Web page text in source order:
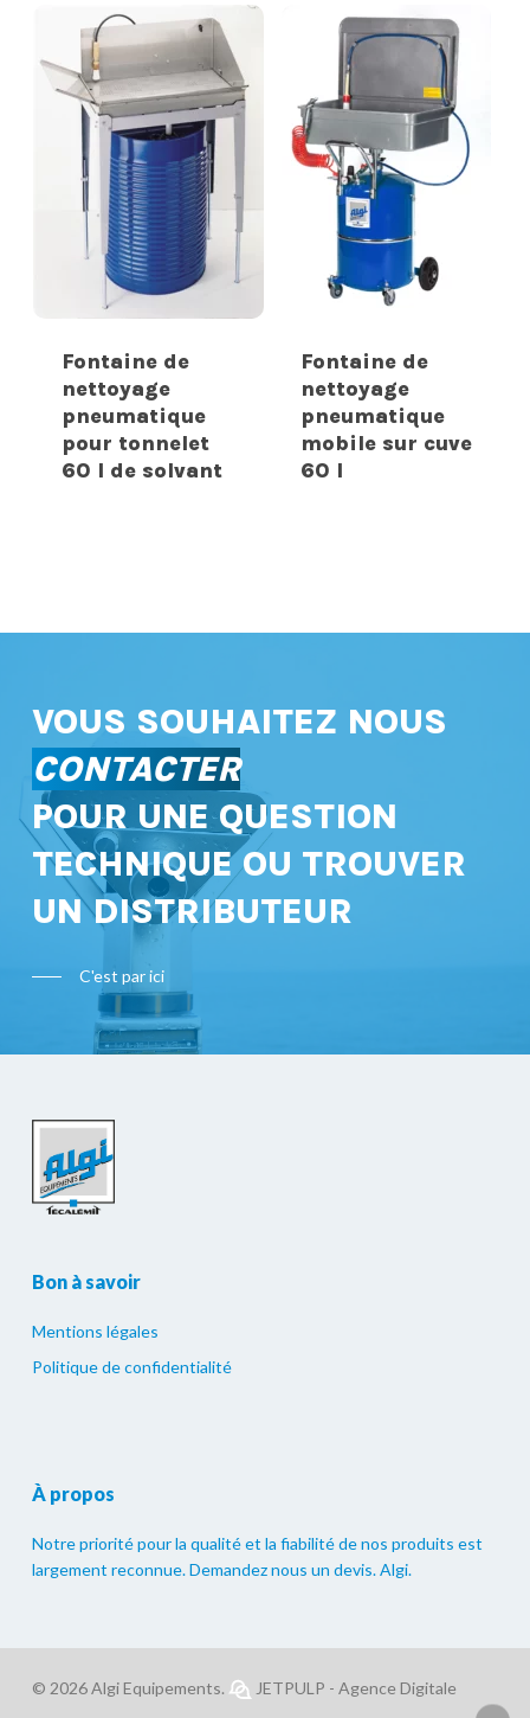
Fontaine de
nettoyage
pneumatique
pour tonnelet
60 l de solvant
Fontaine de
nettoyage
pneumatique
mobile sur cuve
60 l
VOUS SOUHAITEZ NOUS
CONTACTER
POUR UNE QUESTION
TECHNIQUE OU TROUVER
UN DISTRIBUTEUR
C'est par ici
Bon à savoir
Mentions légales
Politique de confidentialité
À propos
Notre priorité pour la qualité et la fiabilité de nos produits est
largement reconnue. Demandez nous un devis. Algi.
© 2026 Algi Equipements. JETPULP - Agence Digitale